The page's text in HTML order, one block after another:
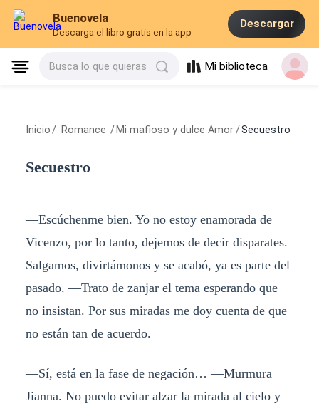
Buenovela
Descarga el libro gratis en la app
Descargar
Busca lo que quieras Mi biblioteca
Inicio / Romance / Mi mafioso y dulce Amor /Secuestro
Secuestro
—Escúchenme bien. Yo no estoy enamorada de
Vicenzo, por lo tanto, dejemos de decir disparates.
Salgamos, divirtámonos y se acabó, ya es parte del
pasado. —Trato de zanjar el tema esperando que
no insistan. Por sus miradas me doy cuenta de que
no están tan de acuerdo.
—Sí, está en la fase de negación… —Murmura
Jianna. No puedo evitar alzar la mirada al cielo y